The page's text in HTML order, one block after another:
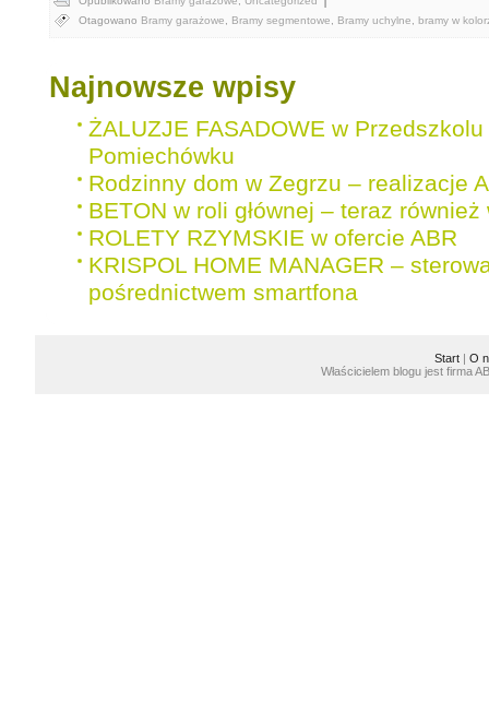
Otagowano Bramy garażowe Bramy segmentowe Bramy uchylne bramy w
Najnowsze wpisy
ŻALUZJE FASADOWE w Przedszkolu
Pomiechówku
Rodzinny dom w Zegrzu – realizacje
BETON w roli głównej – teraz
ROLETY RZYMSKIE w ofercie ABR
KRISPOL HOME MANAGER –
pośrednictwem smartfona
Start | O
Właścicielem blogu jest firma